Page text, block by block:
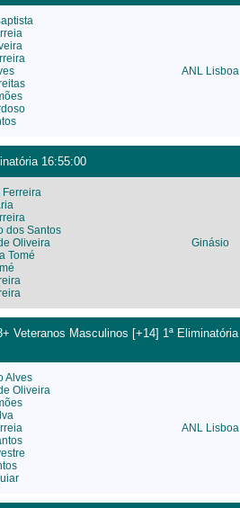
ANL Lisboa
16:55:00
dos Santos
Oliveira
Tomé
Ginásio
Veteranos Masculinos [+14] 1ª Eliminatória
Alves
Oliveira
ANL Lisboa